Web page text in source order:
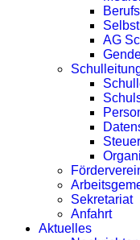
AG
Sekretariat
Anfahrt
Aktuelles